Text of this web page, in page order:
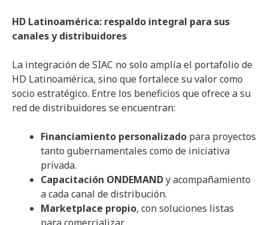
HD Latinoamérica: respaldo integral para sus
canales y distribuidores
La integración de SIAC no solo amplía el portafolio de
HD Latinoamérica, sino que fortalece su valor como
socio estratégico. Entre los beneficios que ofrece a su
red de distribuidores se encuentran:
Financiamiento personalizado para proyectos
tanto gubernamentales como de iniciativa
privada.
Capacitación ONDEMANDy acompañamiento
a cada canal de distribución.
Marketplace propio, con soluciones listas